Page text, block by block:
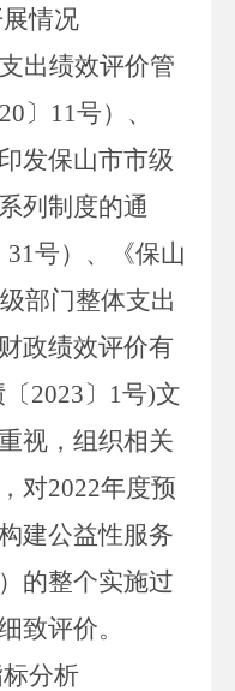
情况
出绩效评价管
〕 11号）、
发保山市市级
列制度的通
31号）、《保山
部门整体支出
政绩效评价有
2023〕 1号)文
视，组织相关
对2022年度预
建公益性服务
） 的整个实施过
致评价。
分析